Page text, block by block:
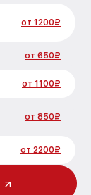
от 1200₽
от 650₽
от 1100₽
от 850₽
от 2200₽